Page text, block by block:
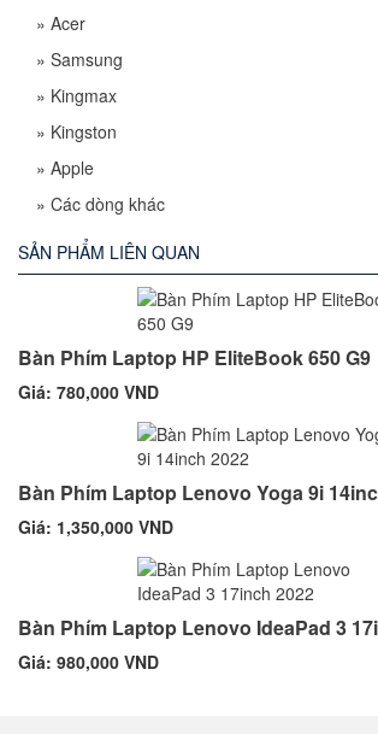
» Acer
» Samsung
» Kingmax
» Kingston
» Apple
» Các dòng khác
SẢN PHẨM LIÊN QUAN
Bàn Phím Laptop HP EliteBook 650 G9
Giá: 780,000 VND
Bàn Phím Laptop Lenovo Yoga 9i
Giá: 1,350,000 VND
Bàn Phím Laptop Lenovo IdeaPad 3
Giá: 980,000 VND